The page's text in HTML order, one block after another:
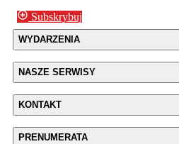
Subskrybuj
WYDARZENIA
NASZE SERWISY
KONTAKT
PRENUMERATA